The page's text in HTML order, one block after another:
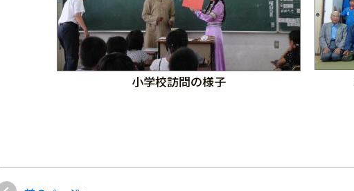
小学校訪問の様子